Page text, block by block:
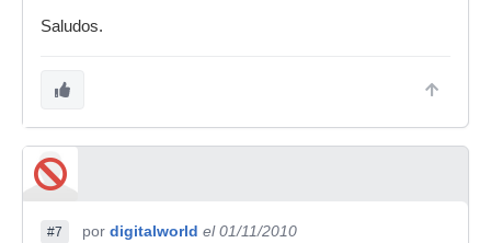
Saludos.
#7 por digitalworld el 01/11/2010